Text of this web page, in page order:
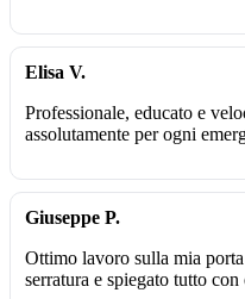
Elisa V.
Professionale, educato e
assolutamente per ogni
Giuseppe P.
Ottimo lavoro sulla mia
serratura e spiegato tutto con